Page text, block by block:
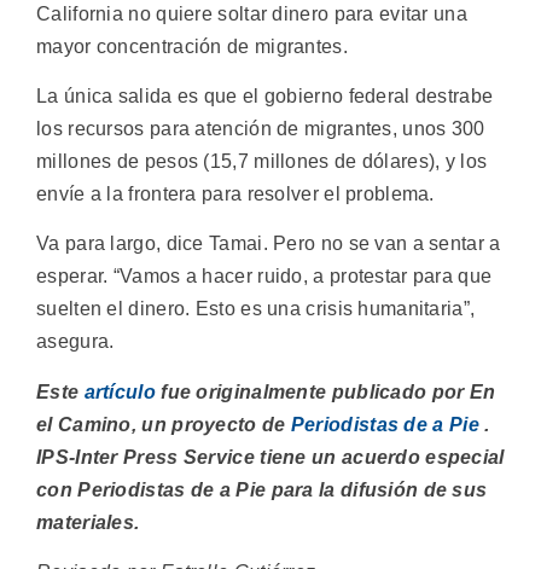
California no quiere soltar dinero para evitar una
mayor concentración de migrantes.
La única salida es que el gobierno federal destrabe
los recursos para atención de migrantes, unos 300
millones de pesos (15,7 millones de dólares), y los
envíe a la frontera para resolver el problema.
Va para largo, dice Tamai. Pero no se van a sentar a
esperar. “Vamos a hacer ruido, a protestar para que
suelten el dinero. Esto es una crisis humanitaria”,
asegura.
Este artículofue originalmente publicado por En
el Camino, un proyecto de Periodistas de a Pie.
IPS-Inter Press Service tiene un acuerdo especial
con Periodistas de a Pie para la difusión de sus
materiales.